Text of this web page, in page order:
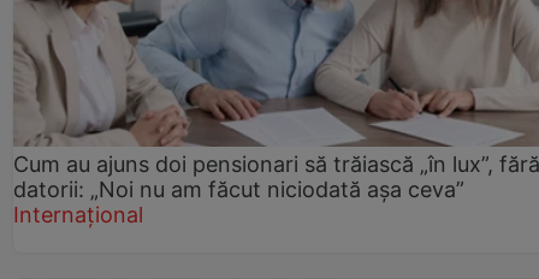
Cum au ajuns doi pensionari să trăiască „în lux”, fără
datorii: „Noi nu am făcut niciodată așa ceva”
Internațional